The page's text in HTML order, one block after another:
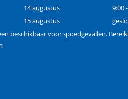
14 augustus
9:00
15 augustus
beschikbaar voor spoedgevallen.